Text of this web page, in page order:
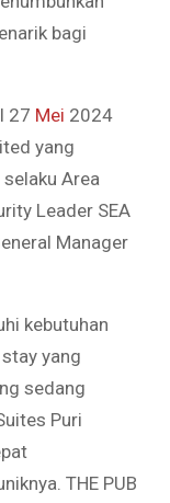
bagi
27 Mei 2024
yang
Area
Leader SEA
Manager
kebutuhan
yang
sedang
Puri
THE PUB